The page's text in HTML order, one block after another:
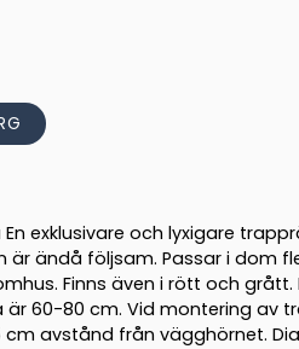
exklusivare och lyxigare
ändå följsam. Passar i dom
Finns även i rött och grått.
60-80 cm. Vid montering av
avstånd från vägghörnet.